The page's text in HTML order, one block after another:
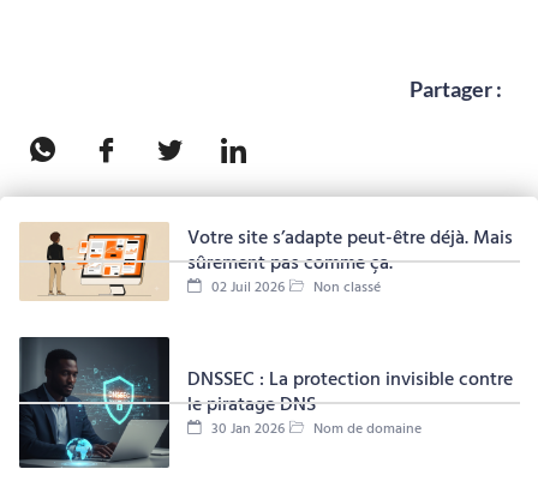
Partager :
Votre site s’adapte peut-être déjà. Mais
sûrement pas comme ça.
02 Juil 2026 Non classé
DNSSEC : La protection invisible contre
le piratage DNS
30 Jan 2026 Nom de domaine